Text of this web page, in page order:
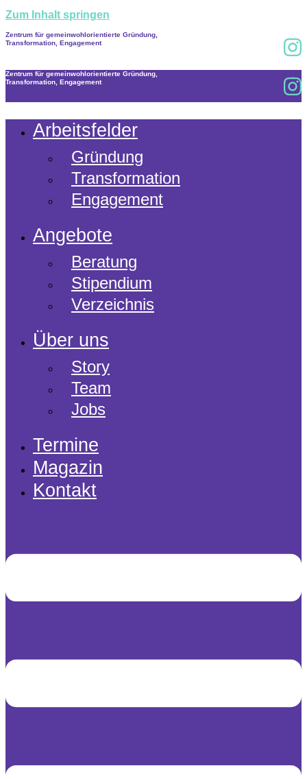
Zum Inhalt springen
Zentrum für gemeinwohlorientierte Gründung,
Transformation, Engagement
Zentrum für gemeinwohlorientierte Gründung,
Transformation, Engagement
Arbeitsfelder
Gründung
Transformation
Engagement
Angebote
Beratung
Stipendium
Verzeichnis
Über uns
Story
Team
Jobs
Termine
Magazin
Kontakt